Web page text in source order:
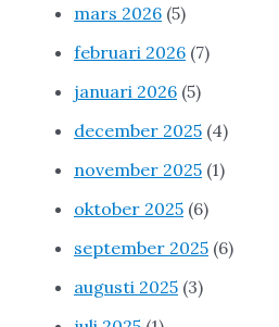
mars 2026 (5)
februari 2026 (7)
januari 2026 (5)
december 2025 (4)
november 2025 (1)
oktober 2025 (6)
september 2025 (6)
augusti 2025 (3)